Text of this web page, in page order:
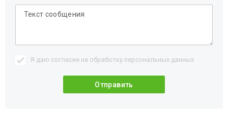
Я даю согласие на обработку персональных данных